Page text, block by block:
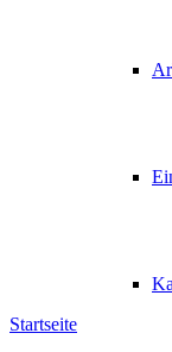
Startseite